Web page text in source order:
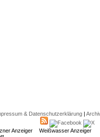
& Datenschutzerklärung|
Anzeiger
Weißwasser Anzeiger